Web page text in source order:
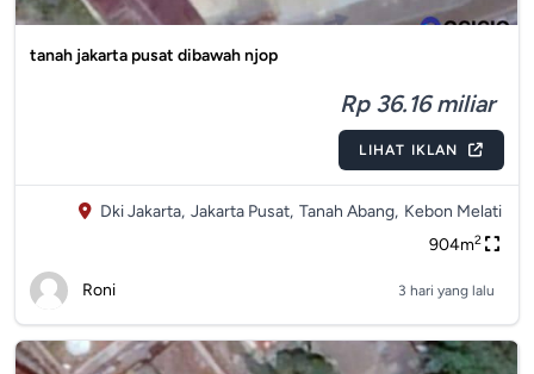
tanah jakarta pusat dibawah njop
Rp 36.16 miliar
LIHAT IKLAN
Dki Jakarta, Jakarta Pusat, Tanah Abang, Kebon Melati
904m2
Roni 3 hari yang lalu